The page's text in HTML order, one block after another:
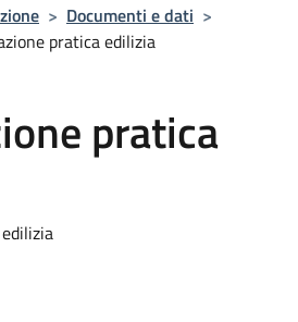
> Documenti e dati >
pratica edilizia
pratica